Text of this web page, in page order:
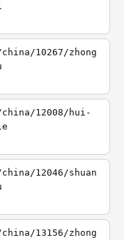
10267/zhong
china/12008/hui-
12046/shuan
13156/zhong